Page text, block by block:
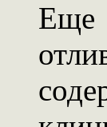
Еще